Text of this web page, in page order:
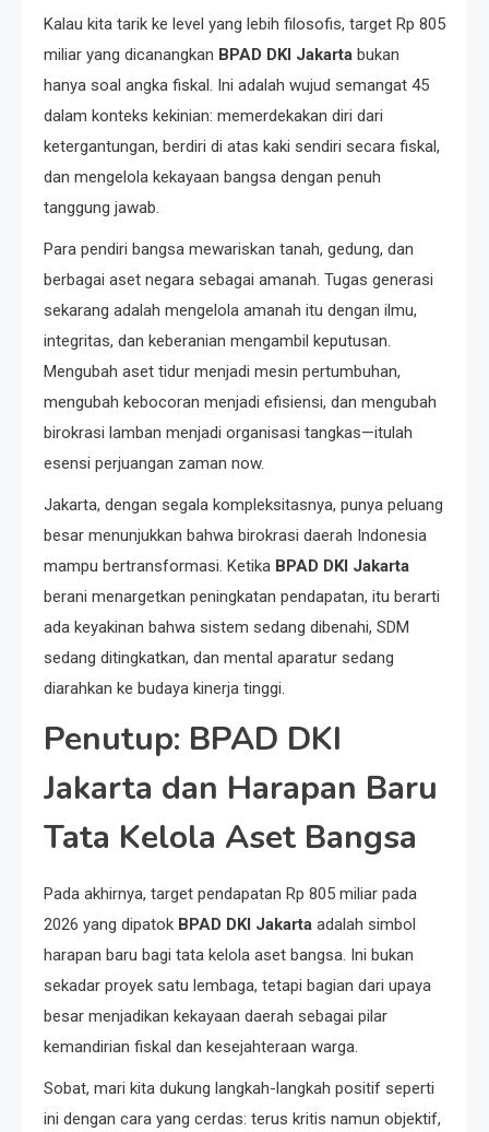
Kalau kita tarik ke level yang lebih filosofis, target Rp 805
miliar yang dicanangkan BPAD DKI Jakarta bukan
hanya soal angka fiskal. Ini adalah wujud semangat 45
dalam konteks kekinian: memerdekakan diri dari
ketergantungan, berdiri di atas kaki sendiri secara fiskal,
dan mengelola kekayaan bangsa dengan penuh
tanggung jawab.
Para pendiri bangsa mewariskan tanah, gedung, dan
berbagai aset negara sebagai amanah. Tugas generasi
sekarang adalah mengelola amanah itu dengan ilmu,
integritas, dan keberanian mengambil keputusan.
Mengubah aset tidur menjadi mesin pertumbuhan,
mengubah kebocoran menjadi efisiensi, dan mengubah
birokrasi lamban menjadi organisasi tangkas—itulah
esensi perjuangan zaman now.
Jakarta, dengan segala kompleksitasnya, punya peluang
besar menunjukkan bahwa birokrasi daerah Indonesia
mampu bertransformasi. Ketika BPAD DKI Jakarta
berani menargetkan peningkatan pendapatan, itu berarti
ada keyakinan bahwa sistem sedang dibenahi, SDM
sedang ditingkatkan, dan mental aparatur sedang
diarahkan ke budaya kinerja tinggi.
Penutup: BPAD DKI
Jakarta dan Harapan Baru
Tata Kelola Aset Bangsa
Pada akhirnya, target pendapatan Rp 805 miliar pada
2026 yang dipatok BPAD DKI Jakarta adalah simbol
harapan baru bagi tata kelola aset bangsa. Ini bukan
sekadar proyek satu lembaga, tetapi bagian dari upaya
besar menjadikan kekayaan daerah sebagai pilar
kemandirian fiskal dan kesejahteraan warga.
Sobat, mari kita dukung langkah-langkah positif seperti
ini dengan cara yang cerdas: terus kritis namun objektif,